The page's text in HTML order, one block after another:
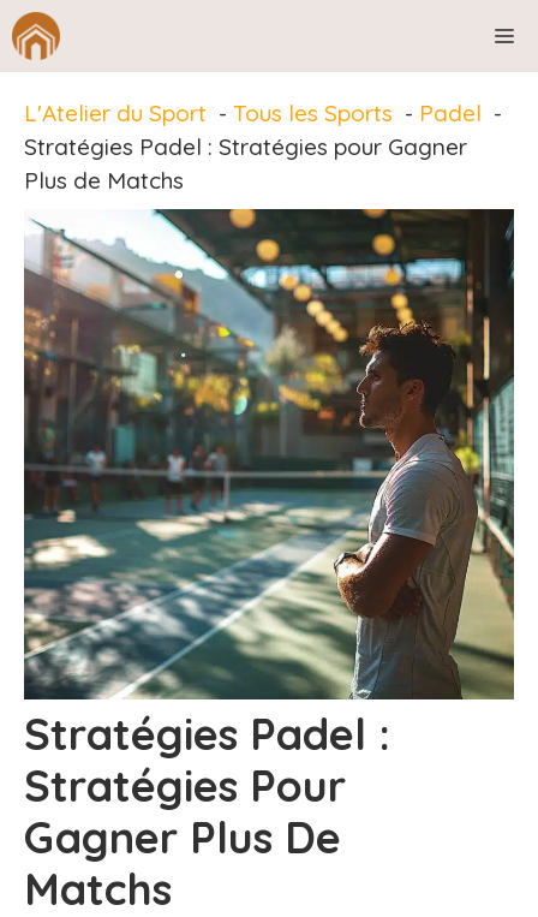
Aller
au
L'Atelier du Sport Tous les Sports
Padel
Stratégies Padel : Stratégies pour Gagner
Plus de Matchs
Stratégies Padel :
Stratégies Pour
Gagner Plus De
Matchs